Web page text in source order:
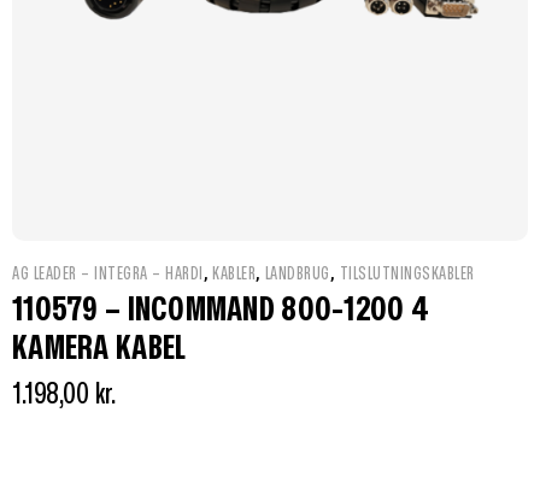
AG LEADER – INTEGRA – HARDI ,KABLER, LANDBRUG , TILSLUTNINGSKABLER
110579 – INCOMMAND 800-1200 4
KAMERA KABEL
1.198,00 kr.